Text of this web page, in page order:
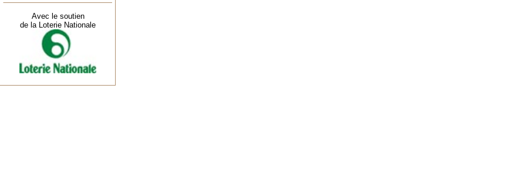
Avec le soutien
de la Loterie Nationale